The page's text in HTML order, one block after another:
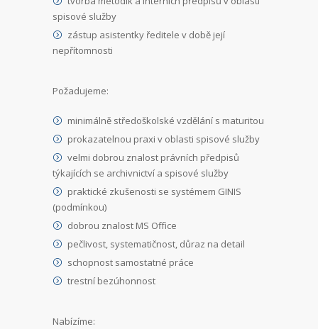
spisové služby
zástup asistentky ředitele v době její
nepřítomnosti
Požadujeme:
minimálně středoškolské vzdělání s maturitou
prokazatelnou praxi v oblasti spisové služby
velmi dobrou znalost právních předpisů
týkajících se archivnictví a spisové služby
praktické zkušenosti se systémem GINIS
(podmínkou)
dobrou znalost MS Office
pečlivost, systematičnost, důraz na detail
schopnost samostatné práce
trestní bezúhonnost
Nabízíme: